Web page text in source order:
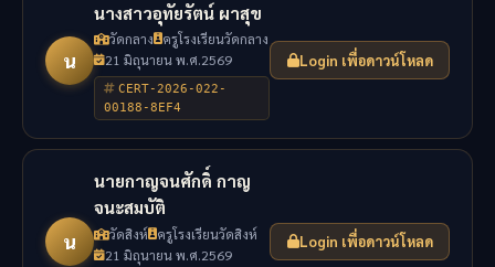
น
นางสาวอุทัยรัตน์ ผาสุข
วัดกลาง
ครูโรงเรียนวัดกลาง
21 มิถุนายน พ.ศ.2569
CERT-2026-022-
00188-8EF4
Login เพื่อดาวน์โหลด
น
นายกาญจนศักดิ์ กาญ
จนะสมบัติ
วัดสิงห์
ครูโรงเรียนวัดสิงห์
21 มิถุนายน พ.ศ.2569
Login เพื่อดาวน์โหลด